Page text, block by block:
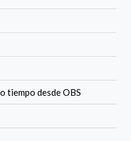
tiempo desde OBS